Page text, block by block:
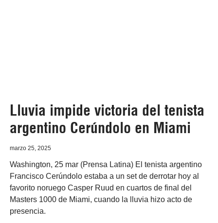
Lluvia impide victoria del tenista
argentino Cerúndolo en Miami
marzo 25, 2025
Washington, 25 mar (Prensa Latina) El tenista argentino
Francisco Cerúndolo estaba a un set de derrotar hoy al
favorito noruego Casper Ruud en cuartos de final del
Masters 1000 de Miami, cuando la lluvia hizo acto de
presencia.